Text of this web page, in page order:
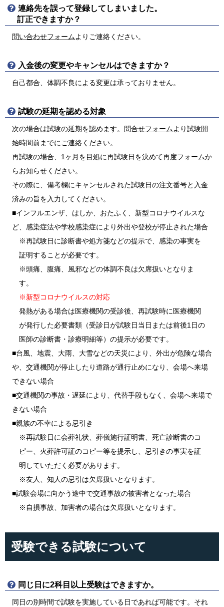
連絡先を誤って登録してしまいました。
訂正できますか？
問い合わせフォームよりご連絡ください。
入金後の変更やキャンセルはできますか？
自己都合、体調不良による変更は承っておりません。
試験の延期を認める対象
次の場合は試験の延期を認めます。 問合せフォームより試験開
始時間前までにご連絡ください。
再試験の場合、1ヶ月を目処に再試験日を決めて再度フォームか
らお知らせください。
その際に、備考欄にキャンセルされた試験日の注文番号と入金
済みの旨を入力してください。
■インフルエンザ、はしか、おたふく、新型コロナウイルスな
ど、感染症法や学校感染症により外出や登校が停止された場合
※再試験日に診断書や処方箋などの提示で、感染の事実を
証明することが必要です。
※頭痛、腹痛、風邪などの体調不良は欠席扱いとなりま
す。
※新型コロナウイルスの対応
発熱がある場合は医療機関の受診後、再試験時に医療機関
が発行した必要書類（受診日が試験日当日または前後1日の
医師の診断書・診療明細等）の提示が必要です。
■台風、地震、大雨、大雪などの天災により、外出が危険な場合
や、交通機関が停止したり道路が通行止めになり、会場へ来場
できない場合
■交通機関の事故・遅延により、代替手段もなく、会場へ来場で
きない場合
■親族の不幸による忌引き
※再試験日に会葬礼状、葬儀施行証明書、死亡診断書のコ
ピー、火葬許可証のコピー等を提示し、忌引きの事実を証
明していただく必要があります。
※友人、知人の忌引は欠席扱いとなります。
■試験会場に向かう途中で交通事故の被害者となった場合
※自損事故、加害者の場合は欠席扱いとなります。
受験できる試験について
同じ日に2科目以上受験はできますか。
同日の別時間で試験を実施している日であれば可能です。それ